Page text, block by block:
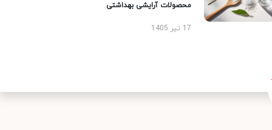
محصولات آرایشی بهداشتی
17 تیر 1405